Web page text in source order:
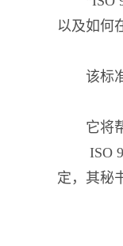
以及如何
该标准
它将帮
ISO
定，其秘